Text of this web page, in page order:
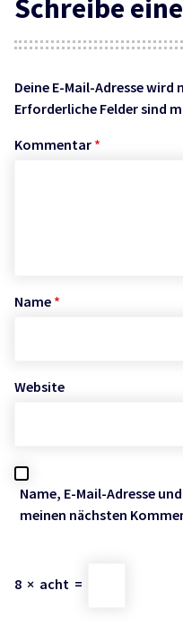
Schreibe
Deine E-Mail-Adresse
Erforderliche Felder sind
Kommentar *
Name *
Website
Name, E-Mail-Adresse
meinen nächsten
8 × acht =